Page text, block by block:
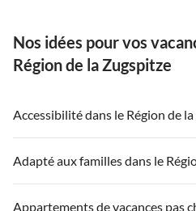
Nos idées pour vos
Région de la Zugspitze
Accessibilité dans le Région de
Adapté aux familles dans le